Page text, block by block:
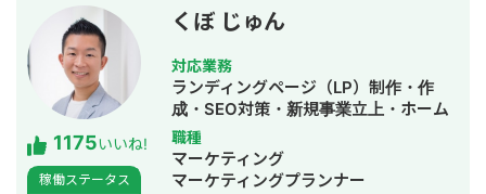
└オウンドメディアにおけるSEO設
計の改善 └オウンドメディア→サー
ビスサイトへの導線強化 └サービス
サイトのUI/UX改善 └メルマ
ガ/twitter/LINE配信によるナーチャリ
ング設計 ・成果：月間登録者数：
210%までUP（約1年間） ②ロケーシ
ョンマーケティング事業会社（B2B）
・目的：受注確度の高いリード獲得数
1175いいね!
稼働ステータス
くぼ じゅん
対応業務
ランディングページ（LP）制作・作
成・SEO対策・新規事業立上・ホーム
ページ制作・作成・リスティング広告
運用代行
職種
マーケティング
マーケティングプランナー